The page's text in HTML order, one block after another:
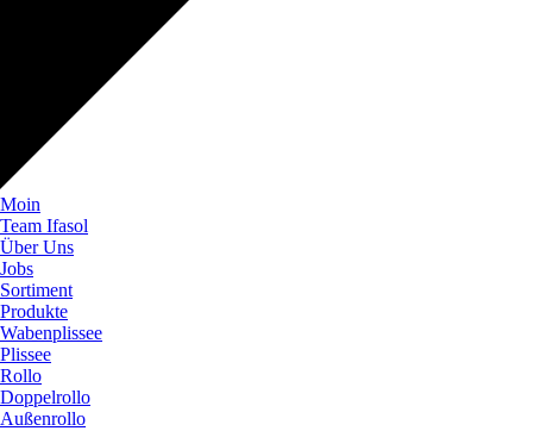
Moin
Team Ifasol
Über Uns
Jobs
Sortiment
Produkte
Wabenplissee
Plissee
Rollo
Doppelrollo
Außenrollo